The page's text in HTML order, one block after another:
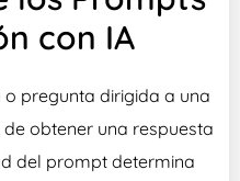
con IA
pregunta dirigida a una
obtener una respuesta
del prompt determina